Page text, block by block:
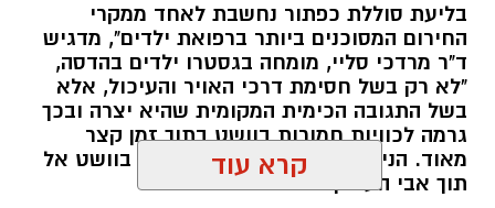
החשודים כסמים מסוכנים, כסף מזומן ואמצעים
נוספים.
בפעילות בלשי תחנת לב הבירה שביצעו חיפוש
ע"פ צו בימ"ש, אותרו שני כלי רכב שעוררו את
חשדם של השוטרים. לאחר מעקב סמוי נעצרו שני
חשודים (27,31) תושבי העיר ירושלים. ובחיפוש בכלי
בליעת סוללת כפתור נחשבת לאחד ממקרי
החירום המסוכנים ביותר ברפואת ילדים", מדגיש
ד"ר מרדכי סליי, מומחה בגסטרו ילדים בהדסה,
"לא רק בשל חסימת דרכי האויר והעיכול, אלא
בשל התגובה הכימית המקומית שהיא יצרה ובכך
גרמה לכוויות חמורות בוושט בתוך זמן קצר
מאוד. הניתוח הציל אותו מקרע חמור בוושט אל
תוך אבי העורקים״
קרא עוד